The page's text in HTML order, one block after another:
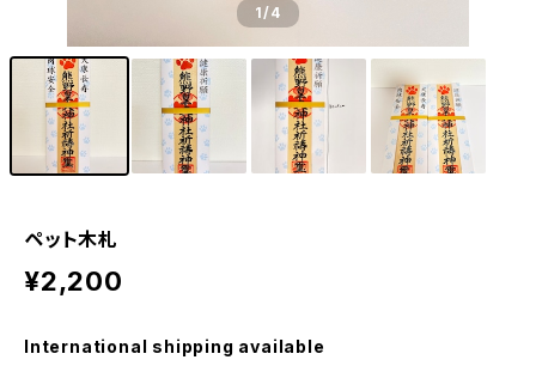
1/4
ペット木札
¥2,200
International shipping available